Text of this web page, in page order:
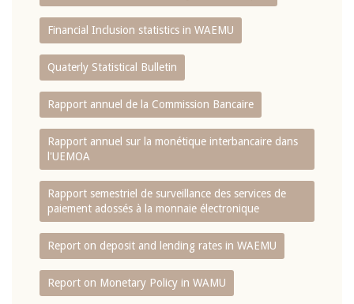
Financial Inclusion statistics in WAEMU
Quaterly Statistical Bulletin
Rapport annuel de la Commission Bancaire
Rapport annuel sur la monétique interbancaire dans
l'UEMOA
Rapport semestriel de surveillance des services de
paiement adossés à la monnaie électronique
Report on deposit and lending rates in WAEMU
Report on Monetary Policy in WAMU